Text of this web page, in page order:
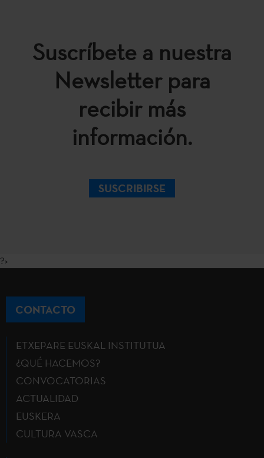
Suscríbete a nuestra
Newsletter para
recibir más
información.
SUSCRIBIRSE
?>
CONTACTO
ETXEPARE EUSKAL INSTITUTUA
¿QUÉ HACEMOS?
CONVOCATORIAS
ACTUALIDAD
EUSKERA
CULTURA VASCA